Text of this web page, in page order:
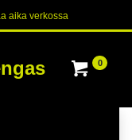
aika verk​​​​ossa
0